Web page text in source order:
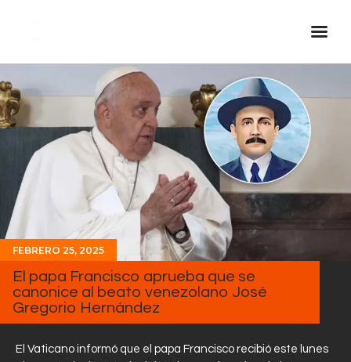
Inicio Real FM
Streaming
En Vivo
Descarga La APP
Programas
Noticias
Equipo
Sobre Nosotros
Contactos
FEBRERO 25, 2025
El papa Francisco aprueba que se
canonice al beato venezolano José
Gregorio Hernández
El Vaticano informó que el papa Francisco recibió este lunes